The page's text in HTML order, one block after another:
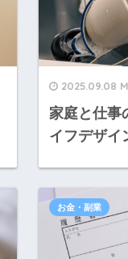
2025.09.08
家庭と仕事
イフデザイ
お金・副業